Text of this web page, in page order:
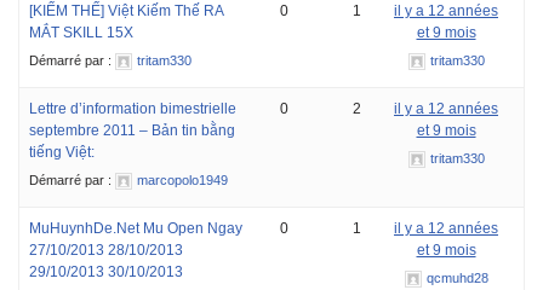
[KIẾM THẾ] Việt Kiếm Thế RA
MẮT SKILL 15X
Démarré par : tritam330
0 1
il y a 12 années
et 9 mois
tritam330
Lettre d’information bimestrielle
septembre 2011 – Bản tin bằng
tiếng Việt:
Démarré par : marcopolo1949
0 2
il y a 12 années
et 9 mois
tritam330
MuHuynhDe.Net Mu Open Ngay
27/10/2013 28/10/2013
29/10/2013 30/10/2013
0 1
il y a 12 années
et 9 mois
qcmuhd28